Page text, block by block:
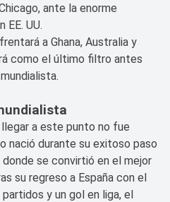
ante la enorme
EE. UU.
a Ghana, Australia y
como el último filtro antes
a este punto no fue
nació durante su exitoso paso
se convirtió en el mejor
su regreso a España con el
y un gol en liga, el